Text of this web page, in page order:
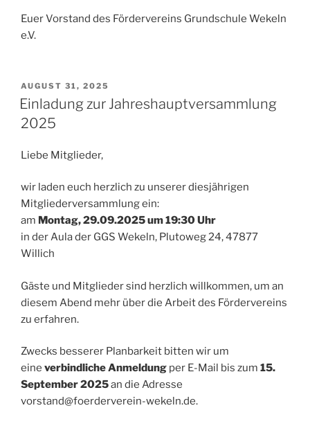
Euer Vorstand des Fördervereins Grundschule Wekeln
e.V.
VERÖFFENTLICHT
AM
AUGUST 31, 2025
Einladung zur Jahreshauptversammlung
2025
Liebe Mitglieder,
wir laden euch herzlich zu unserer diesjährigen
Mitgliederversammlung ein:
am Montag, 29.09.2025 um 19:30 Uhr
in der Aula der GGS Wekeln, Plutoweg 24, 47877
Willich
Gäste und Mitglieder sind herzlich willkommen, um an
diesem Abend mehr über die Arbeit des Fördervereins
zu erfahren.
Zwecks besserer Planbarkeit bitten wir um
eine verbindliche Anmeldung per E-Mail bis zum 15.
September 2025an die Adresse
vorstand@foerderverein-wekeln.de.